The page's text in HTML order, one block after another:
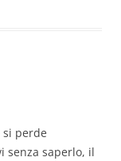
si perde
senza saperlo, il